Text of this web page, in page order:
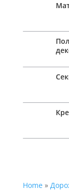
Home»